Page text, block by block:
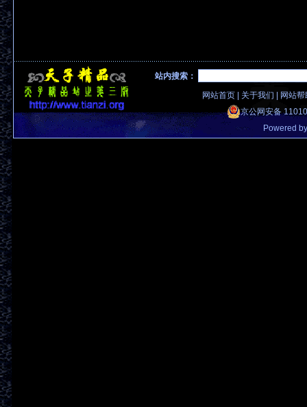
站内搜索：
网站首页
关于我们
网站帮
京公网安备
Powered